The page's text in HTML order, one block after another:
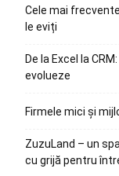
Cele mai
le eviți
De la Excel la
evolueze
Firmele mici și
ZuzuLand – un
cu grijă pentru